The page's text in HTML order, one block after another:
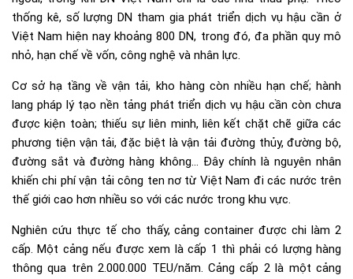
thống kê, số lượng DN tham gia phát triển dịch vụ hậu cần ở
Việt Nam hiện nay khoảng 800 DN, trong đó, đa phần quy mô
nhỏ, hạn chế về vốn, công nghệ và nhân lực.
Cơ sở hạ tầng về vận tải, kho hàng còn nhiều hạn chế; hành
lang pháp lý tạo nền tảng phát triển dịch vụ hậu cần còn chưa
được kiện toàn; thiếu sự liên minh, liên kết chặt chẽ giữa các
phương tiện vận tải, đặc biệt là vận tải đường thủy, đường bộ,
đường sắt và đường hàng không… Đây chính là nguyên nhân
khiến chi phí vận tải công ten nơ từ Việt Nam đi các nước trên
thế giới cao hơn nhiều so với các nước trong khu vực.
Nghiên cứu thực tế cho thấy, cảng container được chi làm 2
cấp. Một cảng nếu được xem là cấp 1 thì phải có lượng hàng
thông qua trên 2.000.000 TEU/năm. Cảng cấp 2 là một cảng